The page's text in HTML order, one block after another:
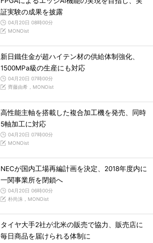
証実験の成果を披露
04月20日 08時00分
MONOist
新日鐵住金が超ハイテン材の供給体制強化、
1500MPa級の生産にも対応
04月20日 07時00分
齊藤由希，MONOist
高性能主軸を搭載した複合加工機を発売、同時
5軸加工に対応
04月20日 07時00分
MONOist
NECが国内工場再編計画を決定、2018年度内に
一関事業所を閉鎖へ
04月20日 06時00分
朴尚洙，MONOist
タイヤ大手2社が北米の販売で協力、販売店に
毎日商品を届けられる体制に